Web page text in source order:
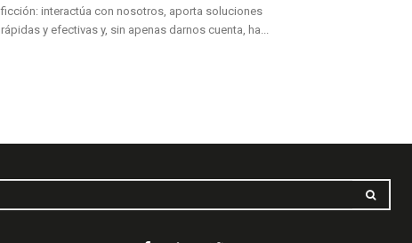
ficción: interactúa con nosotros, aporta soluciones
rápidas y efectivas y, sin apenas darnos cuenta, ha...